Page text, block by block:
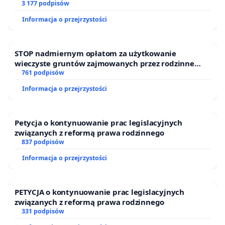
Po raz kolejny władze miasta Bytomia popełniają ten
Elektrociepłowni Szombierki, której wyposażenie
poprzedni właściciel niemal w całości wywiózł na
złom, a władze miasta i województwa przez lata
biernie się temu przyglądały. Obecnie to samo dzieje
nie monitoruje działań obecnego właściciela, ani
osób postronnych które wchodzą na teren obiektu
bez żadnych ograniczeń i bez żadnej kontroli.
Świętochłowice, Ruda Śląska, Pszów, Jastrzębie
Zdrój, Czeladź, Chorzów pokazują, że tylko samorząd
finansowej kluczowych urzędników i sędziów
3 177 podpisów
Informacja o przejrzystości
STOP nadmiernym opłatom za użytkowanie
wieczyste gruntów zajmowanych przez rodzinne
ogrody działkowe.
761 podpisów
Informacja o przejrzystości
Petycja o kontynuowanie prac legislacyjnych
związanych z reformą prawa rodzinnego
837 podpisów
Informacja o przejrzystości
PETYCJA o kontynuowanie prac legislacyjnych
związanych z reformą prawa rodzinnego
331 podpisów